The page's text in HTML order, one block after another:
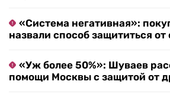
«Система негативная»:
назвали способ защититься от
«Уж более 50%»: Шуваев
помощи Москвы с защитой от